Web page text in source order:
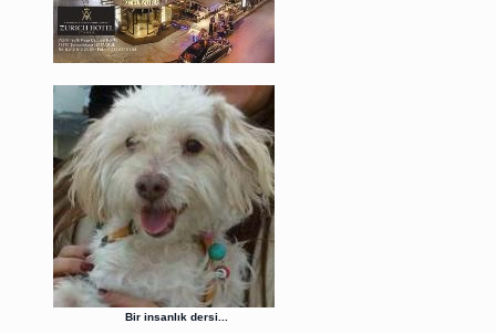
Bir insanlık dersi...